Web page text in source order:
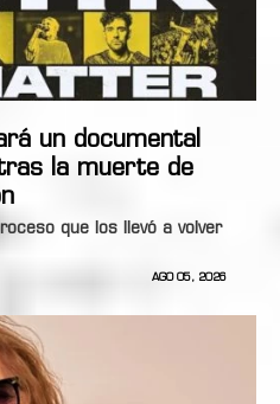
un documental
la muerte de
que los llevó a volver
AGO 05, 2026